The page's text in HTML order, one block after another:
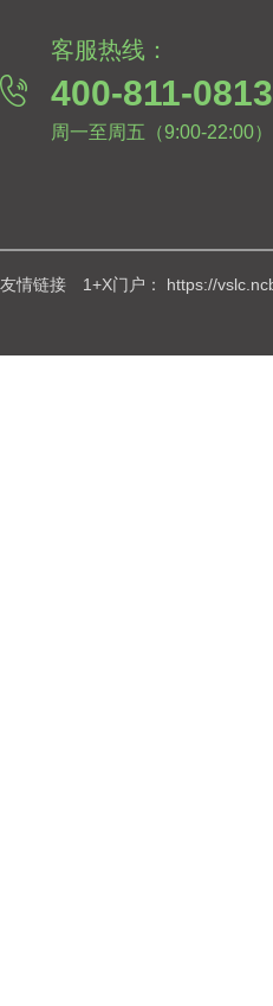
客服热线：
400-811-0813
周一至周五（9:00-22:00）
友情链接 1+X门户： https://